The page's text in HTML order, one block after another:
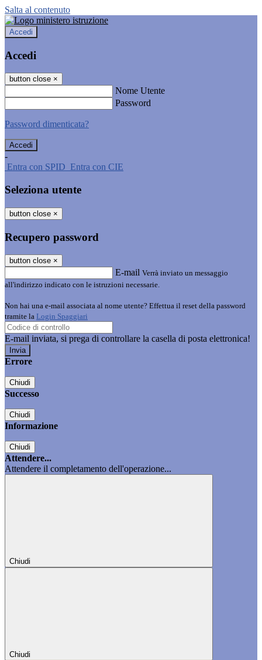
Salta al contenuto
Accedi
Accedi
button close ×
Nome Utente
Password
Password dimenticata?
-
Entra con SPID Entra con CIE
Seleziona utente
button close ×
Recupero password
button close ×
E-mail Verrà inviato un messaggio
all'indirizzo indicato con le istruzioni necessarie.
Non hai una e-mail associata al nome utente? Effettua il reset della password
tramite la Login Spaggiari
E-mail inviata, si prega di controllare la casella di posta elettronica!
Errore
Chiudi
Successo
Chiudi
Informazione
Chiudi
Attendere...
Attendere il completamento dell'operazione...
Chiudi
Chiudi